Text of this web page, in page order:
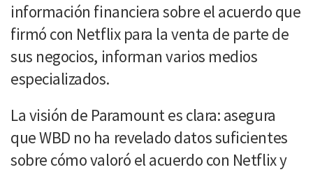
información financiera sobre el acuerdo que
firmó con Netflix para la venta de parte de
sus negocios, informan varios medios
especializados.
La visión de Paramount es clara: asegura
que WBD no ha revelado datos suficientes
sobre cómo valoró el acuerdo con Netflix y